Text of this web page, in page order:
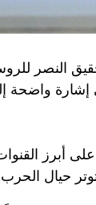
النصر
إشارة واضحة
القنوات
حيال الحرب